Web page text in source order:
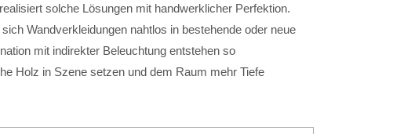
solche Lösungen mit handwerklicher Perfektion.
Wandverkleidungen nahtlos in bestehende oder neue
mit indirekter Beleuchtung entstehen so
Holz in Szene setzen und dem Raum mehr Tiefe